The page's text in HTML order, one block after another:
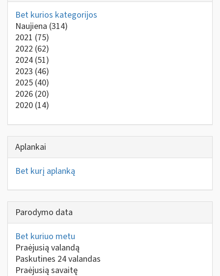
Bet kurios kategorijos
Naujiena (314)
2021 (75)
2022 (62)
2024 (51)
2023 (46)
2025 (40)
2026 (20)
2020 (14)
Aplankai
Bet kurį aplanką
Parodymo data
Bet kuriuo metu
Praėjusią valandą
Paskutines 24 valandas
Praėjusią savaitę